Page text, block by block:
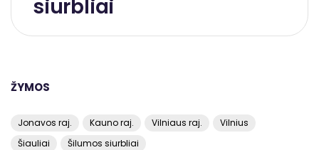
siurbliai
ŽYMOS
Jonavos raj. Kauno raj. Vilniaus raj.
Vilnius
Šiauliai
Šilumos siurbliai